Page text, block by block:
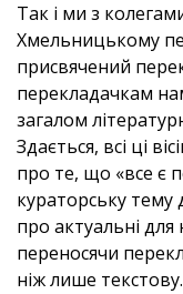
Так і ми з
Хмельницькому
присвячений
перекладачкам
загалом
Здається, всі ці
про те, що «все є
кураторську тему
про актуальні для
переносячи
ніж лише текстову.